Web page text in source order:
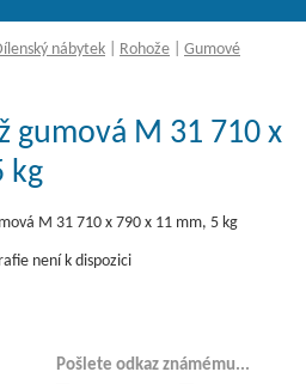
nábytek Rohože Gumové
gumová M 31 710 x
kg
není k dispozici
Pošlete odkaz známému...